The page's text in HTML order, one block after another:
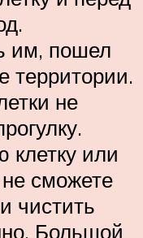
им, пошел
территории.
не
клетку или
сможете
чистить
Большой